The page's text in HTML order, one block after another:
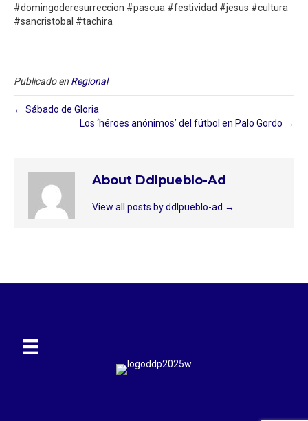
#domingoderesurreccion #pascua #festividad #jesus #cultura
#sancristobal #tachira
Publicado en Regional
← Sábado de Gloria
Los ‘héroes anónimos’ del fútbol en Palo Gordo →
About Ddlpueblo-Ad
View all posts by ddlpueblo-ad →